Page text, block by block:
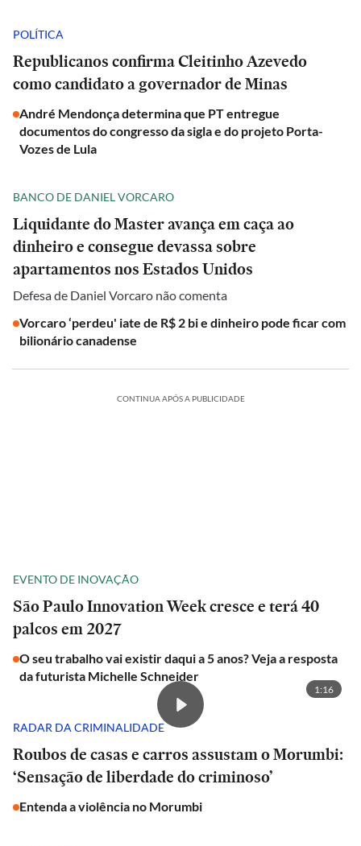
POLÍTICA
Republicanos confirma Cleitinho Azevedo
como candidato a governador de Minas
André Mendonça determina que PT entregue
documentos do congresso da sigla e do projeto Porta-
Vozes de Lula
BANCO DE DANIEL VORCARO
Liquidante do Master avança em caça ao
dinheiro e consegue devassa sobre
apartamentos nos Estados Unidos
Defesa de Daniel Vorcaro não comenta
Vorcaro ‘perdeu' iate de R$ 2 bi e dinheiro pode ficar com
bilionário canadense
CONTINUA APÓS A PUBLICIDADE
EVENTO DE INOVAÇÃO
São Paulo Innovation Week cresce e terá 40
palcos em 2027
O seu trabalho vai existir daqui a 5 anos? Veja a resposta
da futurista Michelle Schneider
1:16
RADAR DA CRIMINALIDADE
Roubos de casas e carros assustam o Morumbi:
‘Sensação de liberdade do criminoso’
Entenda a violência no Morumbi